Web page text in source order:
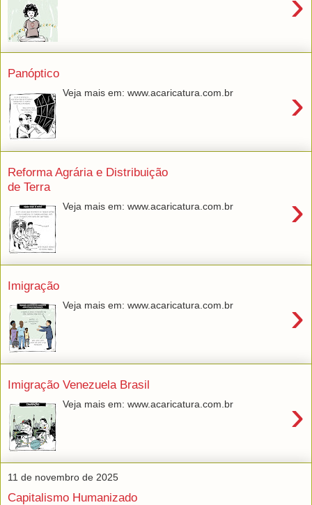
Panóptico
›
Veja mais em: www.acaricatura.com.br
Reforma Agrária e Distribuição
de Terra
›
Veja mais em: www.acaricatura.com.br
Imigração
›
Veja mais em: www.acaricatura.com.br
Imigração Venezuela Brasil
›
Veja mais em: www.acaricatura.com.br
11 de novembro de 2025
Capitalismo Humanizado